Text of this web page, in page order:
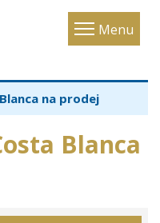
Menu
Toggle
na prodej
Blanca